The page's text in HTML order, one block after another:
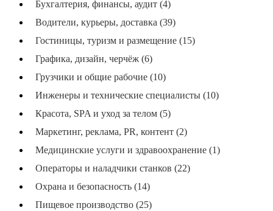
Бухгалтерия, финансы, аудит (4)
Водители, курьеры, доставка (39)
Гостиницы, туризм и размещение (15)
Графика, дизайн, черчёж (6)
Грузчики и общие рабочие (10)
Инженеры и технические специалисты (10)
Красота, SPA и уход за телом (5)
Маркетинг, реклама, PR, контент (2)
Медицинские услуги и здравоохранение (1)
Операторы и наладчики станков (22)
Охрана и безопасность (14)
Пищевое производство (25)